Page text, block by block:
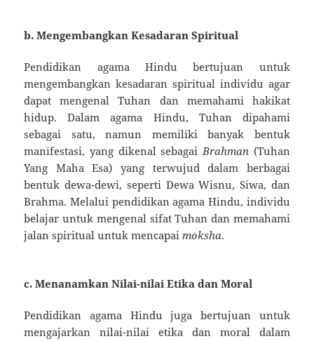
b.Mengembangkan Kesadaran Spiritual
Pendidikan agama Hindu bertujuan untuk
mengembangkan kesadaran spiritual individu agar
dapat mengenal Tuhan dan memahami hakikat
hidup. Dalam agama Hindu, Tuhan dipahami
sebagai satu, namun memiliki banyak bentuk
manifestasi, yang dikenal sebagaiBrahman(Tuhan
Yang Maha Esa) yang terwujud dalam berbagai
bentuk dewa-dewi, seperti Dewa Wisnu, Siwa, dan
Brahma. Melalui pendidikan agama Hindu, individu
belajar untuk mengenal sifat Tuhan dan memahami
jalan spiritual untuk mencapaimoksha.
c.Menanamkan Nilai-nilai Etika dan Moral
Pendidikan agama Hindu juga bertujuan untuk
mengajarkan nilai-nilai etika dan moral dalam